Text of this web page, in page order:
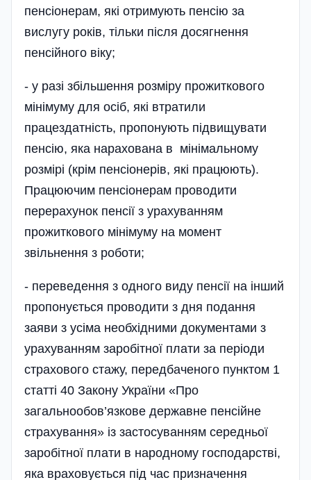
пенсіонерам, які отримують пенсію за
вислугу років, тільки після досягнення
пенсійного віку;
- у разі збільшення розміру прожиткового
мінімуму для осіб, які втратили
працездатність, пропонують підвищувати
пенсію, яка нарахована в мінімальному
розмірі (крім пенсіонерів, які працюють).
Працюючим пенсіонерам проводити
перерахунок пенсії з урахуванням
прожиткового мінімуму на момент
звільнення з роботи;
- переведення з одного виду пенсії на інший
пропонується проводити з дня подання
заяви з усіма необхідними документами з
урахуванням заробітної плати за періоди
страхового стажу, передбаченого пунктом 1
статті 40 Закону України «Про
загальнообов’язкове державне пенсі­йне
страхування» із застосуванням середньої
заробітної плати в народному господарстві,
яка враховується під час призначення